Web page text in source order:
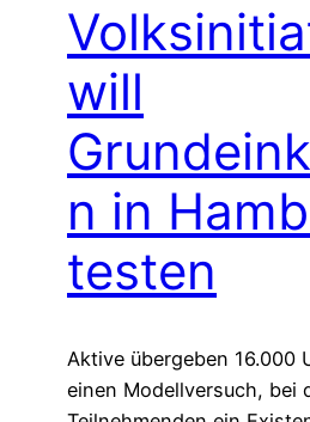
will
n in
testen
Aktive übergeben 16.000
einen Modellversuch, bei